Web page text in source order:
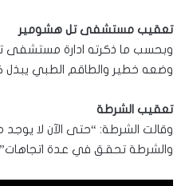
تعقيب مستشفى تل هشومير
وبحسب ما ذكرته ادارة مستشفى
وضعه خطير والطاقم الطبي يبذل
تعقيب الشرطة
وقالت الشرطة: “حتى الآن لا يوجد
والشرطة تحقق في عدة